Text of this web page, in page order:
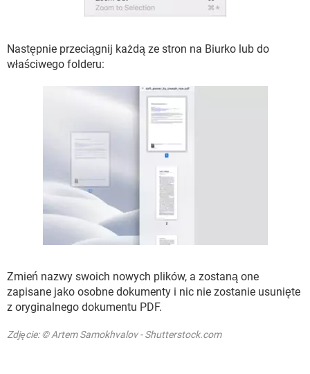
Następnie przeciągnij każdą ze stron na Biurko lub do
właściwego folderu:
Zmień nazwy swoich nowych plików, a zostaną one
zapisane jako osobne dokumenty i nic nie zostanie usunięte
z oryginalnego dokumentu PDF.
Zdjęcie: © Artem Samokhvalov - Shutterstock.com